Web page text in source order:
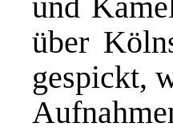
über
gespickt,